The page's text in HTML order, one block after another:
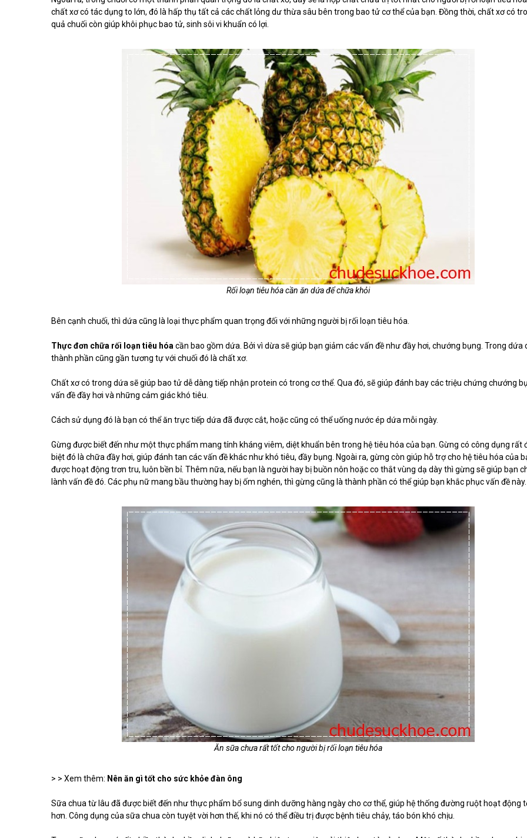
chất xơ có tác dụng to lớn, đó là hấp thụ tất cả các chất lỏng dư thừa sâu bên trong bao tử cơ thể của bạn. Đồng thời, chất xơ có
quả chuối còn giúp khôi phục bao tử, sinh sôi vi khuẩn có lợi.
Rối loạn tiêu hóa cần ăn dứa để chữa khỏi
Bên cạnh chuối, thì dứa cũng là loại thực phẩm quan trọng đối với những người bị rối loạn tiêu hóa.
Thực đơn chữa rối loạn tiêu hóa cần bao gồm dứa. Bởi vì dừa sẽ giúp bạn giảm các vấn đề như đầy hơi, chướng bụng. Trong dứa
thành phần cũng gần tương tự với chuối đó là chất xơ.
Chất xơ có trong dứa sẽ giúp bao tử dễ dàng tiếp nhận protein có trong cơ thể. Qua đó, sẽ giúp đánh bay các triệu chứng chướng
vấn đề đầy hơi và những cảm giác khó tiêu.
Cách sử dụng đó là bạn có thể ăn trực tiếp dứa đã được cắt, hoặc cũng có thể uống nước ép dứa mỗi ngày.
Gừng được biết đến như một thực phẩm mang tính kháng viêm, diệt khuẩn bên trong hệ tiêu hóa của bạn. Gừng có công dụng rất
biệt đó là chữa đầy hơi, giúp đánh tan các vấn đề khác như khó tiêu, đầy bụng. Ngoài ra, gừng còn giúp hỗ trợ cho hệ tiêu hóa của
được hoạt động trơn tru, luôn bền bỉ. Thêm nữa, nếu bạn là người hay bị buồn nôn hoặc co thắt vùng dạ dày thì gừng sẽ giúp bạn
lành vấn đề đó. Các phụ nữ mang bầu thường hay bị ốm nghén, thì gừng cũng là thành phần có thể giúp bạn khắc phục vấn đề này.
Ăn sữa chưa rất tốt cho người bị rối loạn tiêu hóa
> > Xem thêm: Nên ăn gì tốt cho sức khỏe đàn ông
Sữa chua từ lâu đã được biết đến như thực phẩm bổ sung dinh dưỡng hàng ngày cho cơ thể, giúp hệ thống đường ruột hoạt động
hơn. Công dụng của sữa chua còn tuyệt vời hơn thế, khi nó có thể điều trị được bệnh tiêu chảy, táo bón khó chịu.